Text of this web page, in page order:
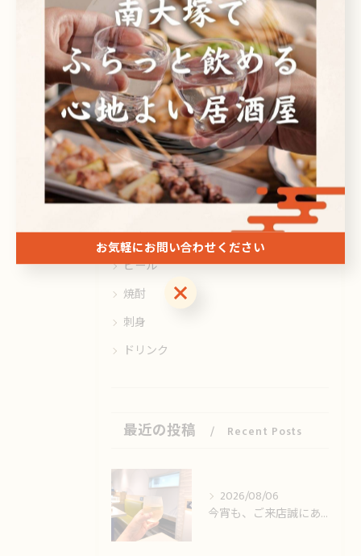
関連タグ
#居酒屋
カテゴリー Categories
全てのカテゴリー
日本酒
ビール
焼酎
刺身
ドリンク
最近の投稿 Recent Posts
2026/08/06
今宵も、ご来店誠にありがとうございました🙏
お気軽にお問い合わせください
お気軽にお問い合わせください